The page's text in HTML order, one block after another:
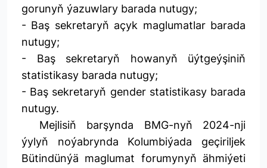
gorunyň ýazuwlary barada nutugy;
- Baş sekretaryň açyk maglumatlar barada
nutugy;
- Baş sekretaryň howanyň üýtgeýşiniň
statistikasy barada nutugy;
- Baş sekretaryň gender statistikasy barada
nutugy.
Mejlisiň barşynda BMG-nyň 2024-nji
ýylyň noýabrynda Kolumbiýada geçiriljek
Bütindünýä maglumat forumynyň ähmiýeti